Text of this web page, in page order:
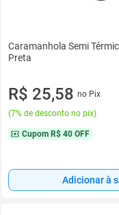
Caramanhola Semi
Preta
R$ 25,58 no Pix
(7% de desconto no pix)
Cupom R$ 40 OFF
Adicionar à